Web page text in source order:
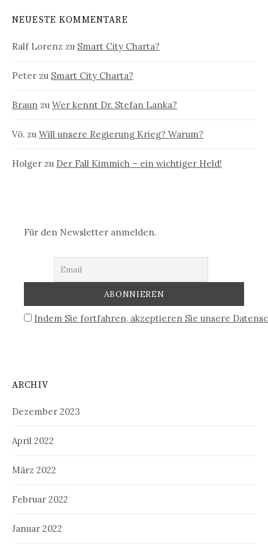
NEUESTE KOMMENTARE
Ralf Lorenz zu Smart City Charta?
Peter zu Smart City Charta?
Braun zu Wer kennt Dr. Stefan Lanka?
Vö. zu Will unsere Regierung Krieg? Warum?
Holger zu Der Fall Kimmich – ein wichtiger Held!
Für den Newsletter anmelden.
Indem Sie fortfahren, akzeptieren Sie unsere
ARCHIV
Dezember 2023
April 2022
März 2022
Februar 2022
Januar 2022